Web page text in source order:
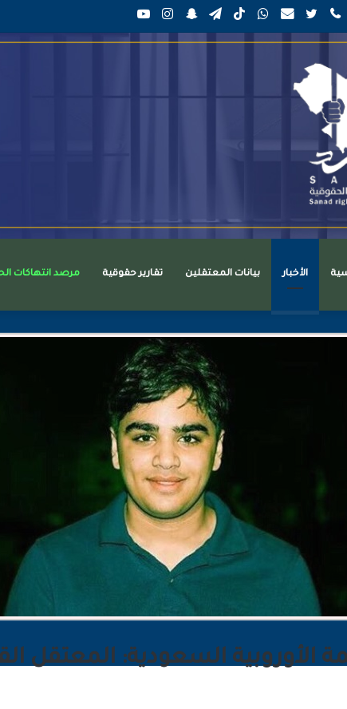
انستقرام سناب
تشات
تيلقرامTikTokواتساب mail تويتر
عربي
phone
الأخبار بيانات المعتقلين تقارير حقوقية مرصد انتهاكات
الأوروبية السعودية: المعتقل